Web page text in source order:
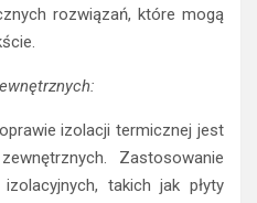
rozwiązań, które mogą
izolacji termicznej jest
Zastosowanie
takich jak płyty